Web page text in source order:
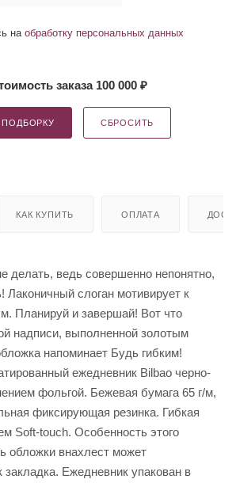
на обработку персональных данных
заказа 100 000 ₽
СБРОСИТЬ
КАК КУПИТЬ ОПЛАТА
делать, ведь совершенно непонятно,
Лаконичный слоган мотивирует к
Планируй и завершай! Вот что
надписи, выполненной золотым
напоминает Будь гибким!
ежедневник Bilbao черно-
фольгой. Бежевая бумага 65 г/м,
фиксирующая резинка. Гибкая
Soft-touch. Особенность этого
обложки внахлест может
закладка. Ежедневник упакован в